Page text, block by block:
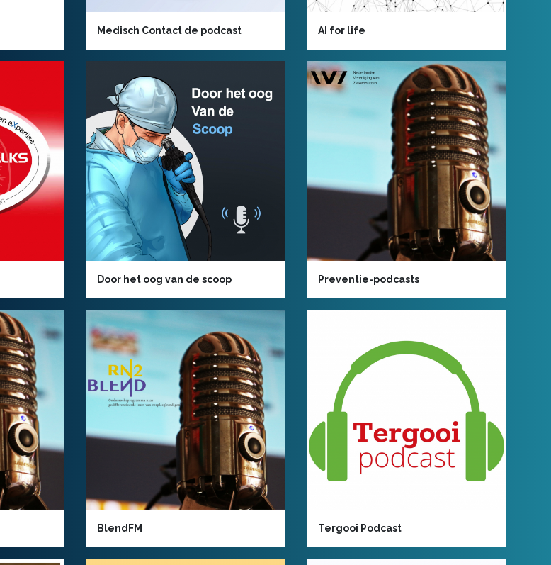
Medisch Contact de podcast AI for life
Door het oog van de scoop Preventie-podcasts
BlendFM Tergooi Podcast